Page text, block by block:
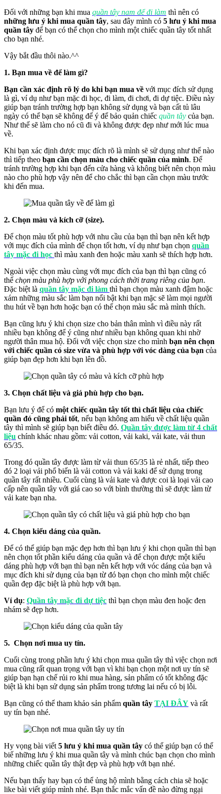
Đối với những bạn khi mua quần tây nam để đi làm thì nên có
những lưu ý khi mua quần tây, sau đây mình có 5 lưu ý khi mua
quần tây để bạn có thể chọn cho mình một chiếc quần tây tốt nhất
cho bạn nhé.
Vậy bắt đầu thôi nào.^^
1. Bạn mua về để làm gì?
Bạn cần xác định rõ lý do khi bạn mua về với mục đích sử dụng
là gì, ví dụ như bạn mặc đi học, đi làm, đi chơi, đi dự tiệc. Điều này
giúp bạn tránh trường hợp bạn không sử dụng và bạn cất tủ lâu
ngày có thể bạn sẽ không để ý để bảo quản chiếc quần tây của bạn.
Như thế sẽ làm cho nó cũ đi và không được đẹp như mới lúc mua
về.
Khi bạn xác định được mục đích rõ là mình sẽ sử dụng như thế nào
thì tiếp theo bạn cần chọn màu cho chiếc quần của mình. Để
tránh trường hợp khi bạn đến cửa hàng và không biết nên chọn màu
nào cho phù hợp vậy nên để cho chắc thì bạn cần chọn màu trước
khi đến mua.
2. Chọn màu và kích cỡ (size).
Để chọn màu tốt phù hợp với nhu cầu của bạn thì bạn nên kết hợp
với mục đích của mình để chọn tốt hơn, ví dụ như bạn chọn quần
tây mặc đi học thì màu xanh đen hoặc màu xanh sẽ thích hợp hơn.
Ngoài việc chọn màu cùng với mục đích của bạn thì bạn cũng có
thể chọn màu phù hợp với phong cách thời trang riêng của bạn.
Đặc biệt là quần tây mặc đi làm thì bạn chọn màu xanh đậm hoặc
xám những màu sắc làm bạn nổi bật khi bạn mặc sẽ làm mọi người
thu hút về bạn hơn hoặc bạn có thể chọn màu sắc mà mình thích.
Bạn cũng lưu ý khi chọn size cho bản thân mình vì điều này rất
nhiều bạn không để ý cũng như nhiều bạn không quan khi nhờ
người thân mua hộ. Đối với việc chọn size cho mình bạn nên chọn
với chiếc quần có size vừa và phù hợp với vóc dàng của bạn của
giúp bạn đẹp hơn khi bạn lên đồ.
3. Chọn chất liệu và giá phù hợp cho bạn.
Bạn lưu ý để có một chiếc quần tây tốt thì chất liệu của chiếc
quần đó cũng phải tốt, nếu bạn không am hiểu về chất liệu quần
tây thì mình sẽ giúp bạn biết điều đó. Quần tây được làm từ 4 chất
liệu chính khác nhau gồm: vải cotton, vải kaki, vải kate, vải thun
65/35.
Trong đó quần tây được làm từ vải thun 65/35 là rẻ nhất, tiếp theo
đó 2 loại vải phổ biến là vải cotton và vải kaki để sử dụng trong
quần tây rất nhiều. Cuối cùng là vải kate và được coi là loại vải cao
cấp nên quần tây với giá cao so với bình thường thì sẽ được làm từ
vải kate bạn nha.
4. Chọn kiểu dáng của quần.
Để có thể giúp bạn mặc đẹp hơn thì bạn lưu ý khi chọn quần thì bạn
nên chọn tốt phần kiểu dáng của quần và để chọn được một kiểu
dáng phù hợp với bạn thì bạn nên kết hợp với vóc dáng của bạn và
mục đích khi sử dụng của bạn từ đó bạn chọn cho mình một chiếc
quần đẹp đặc biệt là phù hợp với bạn.
Ví dụ: Quần tây mặc đi dự tiệc thì bạn chọn màu đen hoặc đen
nhám sẽ đẹp hơn.
5. Chọn nơi mua uy tín.
Cuối cùng trong phần lưu ý khi chọn mua quần tây thì việc chọn nơi
mua cũng rất quan trọng với bạn vì khi bạn chọn một nơi uy tín sẽ
giúp bạn hạn chế rủi ro khi mua hàng, sản phẩm có tốt không đặc
biệt là khi bạn sử dụng sản phẩm trong tương lai nếu có bị lỗi.
Bạn cũng có thể tham khảo sản phẩm quần tây TẠI ĐÂY và rất
uy tín bạn nhé.
Hy vọng bài viết 5 lưu ý khi mua quần tây có thể giúp bạn có thể
biế những lưu ý khi mua quần tây và mình chúc bạn chọn cho mình
những chiếc quần tây thật đẹp và phù hợp với bạn nhé.
Nếu bạn thấy hay bạn có thể ủng hộ mình bằng cách chia sẽ hoặc
like bài viết giúp mình nhé. Bạn thắc mắc vấn đề nào đừng ngại